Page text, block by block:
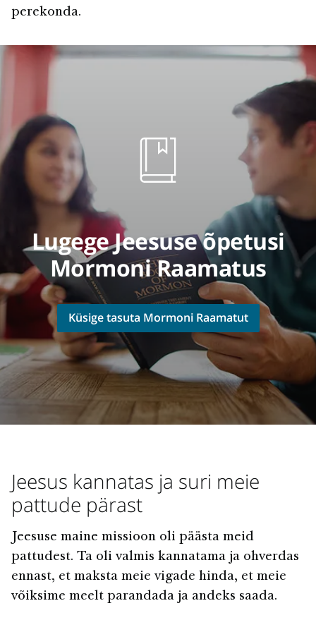
perekonda.
Lugege Jeesuse õpetusi
Mormoni Raamatus
Küsige tasuta Mormoni Raamatut
Jeesus kannatas ja suri meie
pattude pärast
Jeesuse maine missioon oli päästa meid
pattudest. Ta oli valmis kannatama ja ohverdas
ennast, et maksta meie vigade hinda, et meie
võiksime meelt parandada ja andeks saada.